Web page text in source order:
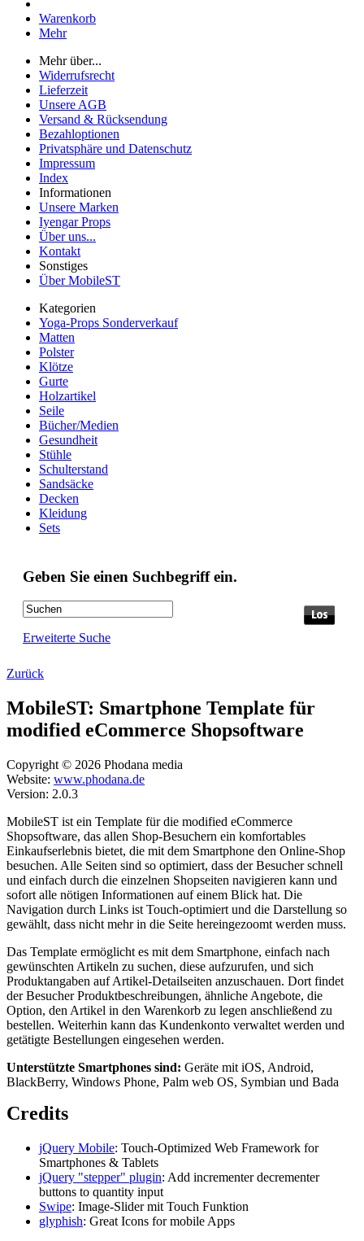
Warenkorb
Mehr
Mehr über...
Widerrufsrecht
Lieferzeit
Unsere AGB
Versand & Rücksendung
Bezahloptionen
Privatsphäre und Datenschutz
Impressum
Index
Informationen
Unsere Marken
Iyengar Props
Über uns...
Kontakt
Sonstiges
Über MobileST
Kategorien
Yoga-Props Sonderverkauf
Matten
Polster
Klötze
Gurte
Holzartikel
Seile
Bücher/Medien
Gesundheit
Stühle
Schulterstand
Sandsäcke
Decken
Kleidung
Sets
Geben Sie einen Suchbegriff ein.
Erweiterte Suche
Zurück
MobileST: Smartphone Template für
modified eCommerce Shopsoftware
Copyright © 2026 Phodana media
Website: www.phodana.de
Version: 2.0.3
MobileST ist ein Template für die modified eCommerce
Shopsoftware, das allen Shop-Besuchern ein komfortables
Einkaufserlebnis bietet, die mit dem Smartphone den Online-Shop
besuchen. Alle Seiten sind so optimiert, dass der Besucher schnell
und einfach durch die einzelnen Shopseiten navigieren kann und
sofort alle nötigen Informationen auf einem Blick hat. Die
Navigation durch Links ist Touch-optimiert und die Darstellung so
gewählt, dass nicht mehr in die Seite hereingezoomt werden muss.
Das Template ermöglicht es mit dem Smartphone, einfach nach
gewünschten Artikeln zu suchen, diese aufzurufen, und sich
Produktangaben auf Artikel-Detailseiten anzuschauen. Dort findet
der Besucher Produktbeschreibungen, ähnliche Angebote, die
Option, den Artikel in den Warenkorb zu legen anschließend zu
bestellen. Weiterhin kann das Kundenkonto verwaltet werden und
getätigte Bestellungen eingesehen werden.
Unterstützte Smartphones sind: Geräte mit iOS, Android,
BlackBerry, Windows Phone, Palm web OS, Symbian und Bada
Credits
jQuery Mobile: Touch-Optimized Web Framework for
Smartphones & Tablets
jQuery "stepper" plugin: Add incrementer decrementer
buttons to quantity input
Swipe: Image-Slider mit Touch Funktion
glyphish: Great Icons for mobile Apps